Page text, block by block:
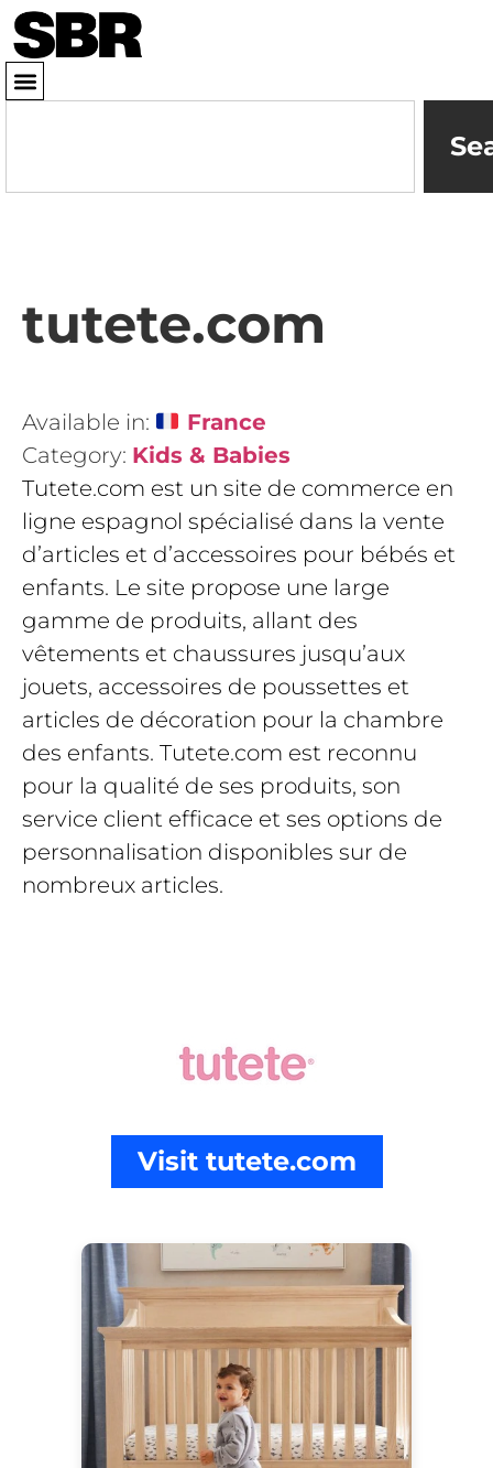
tutete.com
Available in:
France
Category: Kids & Babies
Tutete.com est un site de commerce en
ligne espagnol spécialisé dans la vente
d’articles et d’accessoires pour bébés et
enfants. Le site propose une large
gamme de produits, allant des
vêtements et chaussures jusqu’aux
jouets, accessoires de poussettes et
articles de décoration pour la chambre
des enfants. Tutete.com est reconnu
pour la qualité de ses produits, son
service client efficace et ses options de
personnalisation disponibles sur de
nombreux articles.
Visit tutete.com